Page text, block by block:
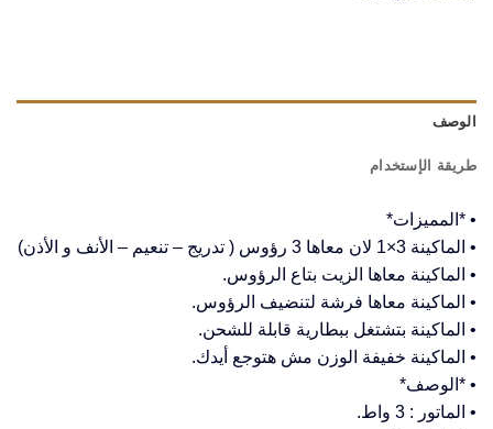
الوصف
طريقة الإستخدام
• *المميزات*
• الماكينة 3×1 لان معاها 3 رؤوس ( تدريج – تنعيم – الأنف و الأذن)
• الماكينة معاها الزيت بتاع الرؤوس.
• الماكينة معاها فرشة لتنضيف الرؤوس.
• الماكينة بتشتغل ببطارية قابلة للشحن.
• الماكينة خفيفة الوزن مش هتوجع أيدك.
• *الوصف*
• الماتور : 3 واط.